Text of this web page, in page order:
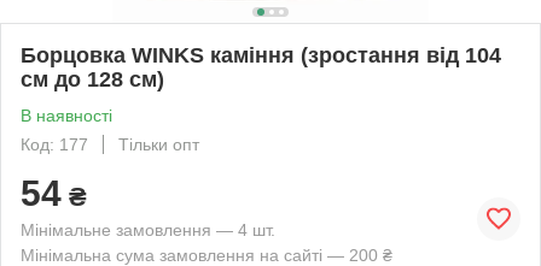
Борцовка WINKS каміння (зростання від 104
см до 128 см)
В наявності
Код: 177
Тільки опт
54 ₴
Мінімальне замовлення — 4 шт.
Мінімальна сума замовлення на сайті — 200 ₴